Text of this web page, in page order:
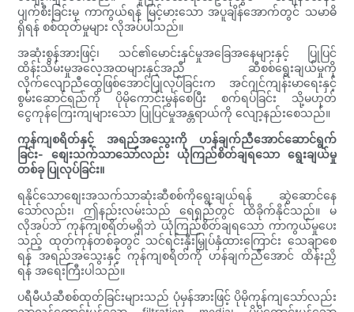
ပျက်စီးခြင်းမှ ကာကွယ်ရန် မြင့်မားသော အပူချိန်အောက်တွင် သမာဓိ
ရှိရန် စစ်ထုတ်မှုများ လိုအပ်ပါသည်။
အဆုံးစွန်အားဖြင့်၊ သင်၏မောင်းနှင်မှုအခြေအနေများနှင့် ပြုပြင်
ထိန်းသိမ်းမှုအလေ့အထများနှင့်အညီ ဆီစစ်ရွေးချယ်မှုကို
လိုက်လျောညီထွေဖြစ်အောင်ပြုလုပ်ခြင်းက အင်ဂျင်ကျန်းမာရေးနှင့်
စွမ်းဆောင်ရည်ကို ပိုမိုကောင်းမွန်စေပြီး စက်ရပ်ခြင်း သို့မဟုတ်
ငွေကုန်ကြေးကျများသော ပြုပြင်မှုအန္တရာယ်ကို လျော့နည်းစေသည်။
ကုန်ကျစရိတ်နှင့် အရည်အသွေးကို ဟန်ချက်ညီအောင်ဆောင်ရွက်
ခြင်း- စျေးသက်သာသော်လည်း ယုံကြည်စိတ်ချရသော ရွေးချယ်မှု
တစ်ခု ပြုလုပ်ခြင်း။
ရနိုင်သောစျေးအသက်သာဆုံးဆီစစ်ကိုရွေးချယ်ရန် ဆွဲဆောင်နေ
သော်လည်း၊ ဤနည်းလမ်းသည် ရေရှည်တွင် ထိခိုက်နိုင်သည်။ မ
လိုအပ်ဘဲ ကုန်ကျစရိတ်မရှိဘဲ ယုံကြည်စိတ်ချရသော ကာကွယ်မှုပေး
သည့် ထုတ်ကုန်တစ်ခုတွင် သင်ရင်းနှီးမြှုပ်နှံထားကြောင်း သေချာစေ
ရန် အရည်အသွေးနှင့် ကုန်ကျစရိတ်ကို ဟန်ချက်ညီအောင် ထိန်းညှိ
ရန် အရေးကြီးပါသည်။
ပရီမီယံဆီစစ်ထုတ်ခြင်းများသည် ပုံမှန်အားဖြင့် ပိုမိုကုန်ကျသော်လည်း